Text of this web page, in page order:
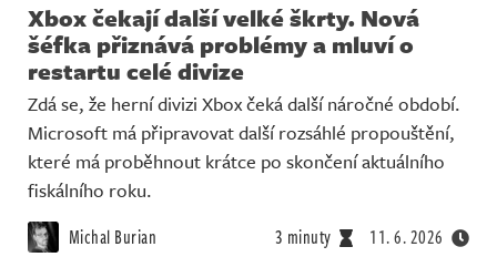
Xbox čekají další velké škrty. Nová
šéfka přiznává problémy a mluví o
restartu celé divize
Zdá se, že herní divizi Xbox čeká další náročné období.
Microsoft má připravovat další rozsáhlé propouštění,
které má proběhnout krátce po skončení aktuálního
fiskálního roku.
Michal Burian 3 minuty 11. 6. 2026